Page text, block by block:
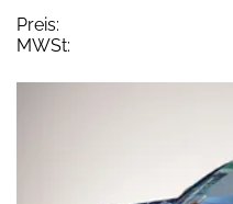
Preis:
MWSt: